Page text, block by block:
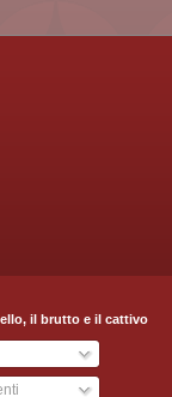
il brutto e il cattivo